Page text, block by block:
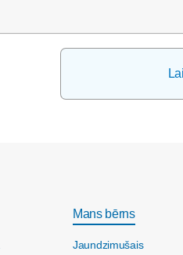
Mans bērns
Jaundzimušais